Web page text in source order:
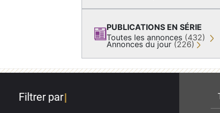
PUBLICATIONS EN SÉRIE
Toutes les annonces (432)
Annonces du jour (226)
Filtrer par